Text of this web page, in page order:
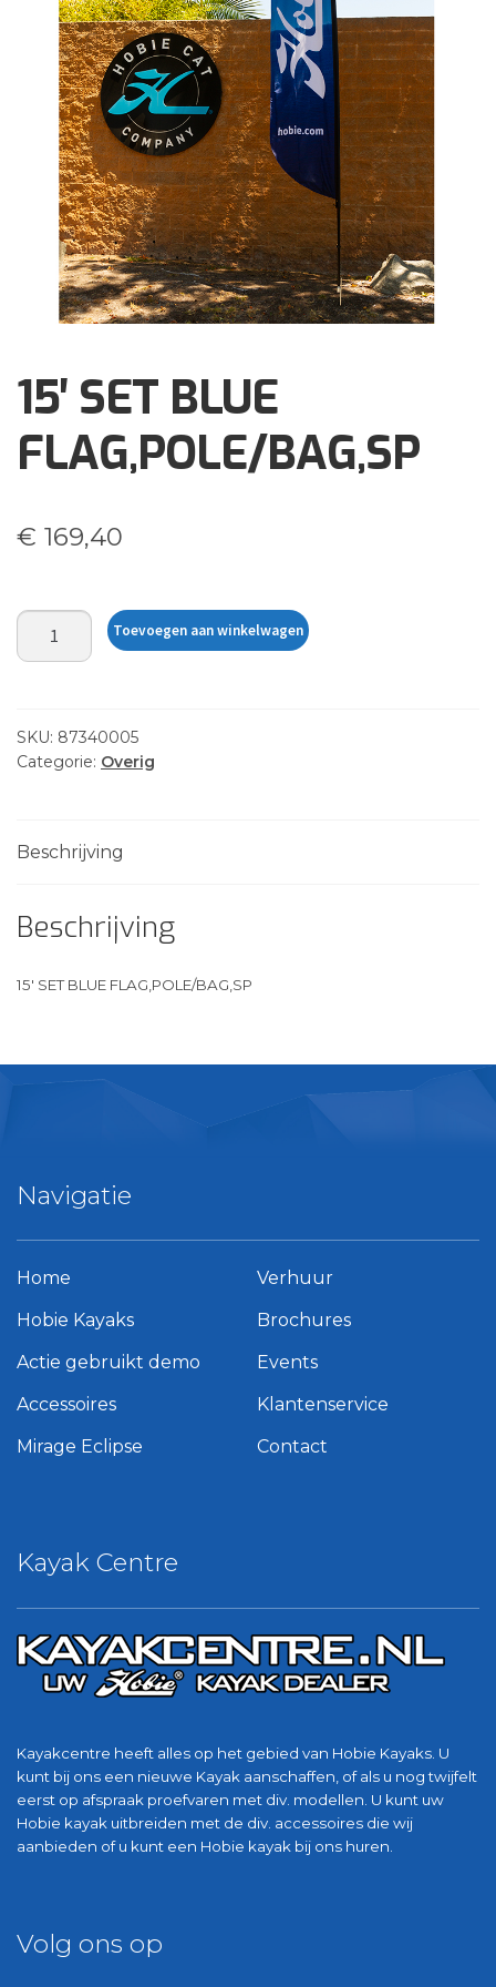
Brochures
Events
Klantenservice
Contact
15′ SET BLUE
FLAG,POLE/BAG,SP
€ 169,40
15'
SET
aantal
Toevoegen aan winkelwagen
SKU: 87340005
Categorie: Overig
Beschrijving
Beschrijving
15′ SET BLUE FLAG,POLE/BAG,SP
Kayak Centre
Kayakcentre heeft alles op het gebied van Hobie Kayaks. U
kunt bij ons een nieuwe Kayak aanschaffen, of als u nog twijfelt
eerst op afspraak proefvaren met div. modellen. U kunt uw
Hobie kayak uitbreiden met de div. accessoires die wij
aanbieden of u kunt een Hobie kayak bij ons huren.
Navigatie
Home
Hobie Kayaks
Actie gebruikt demo
Accessoires
Mirage Eclipse
Verhuur
Brochures
Events
Klantenservice
Contact
Volg ons op